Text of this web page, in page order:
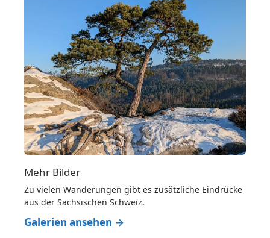
Mehr Bilder
Zu vielen Wanderungen gibt es zusätzliche Eindrücke
aus der Sächsischen Schweiz.
Galerien ansehen →